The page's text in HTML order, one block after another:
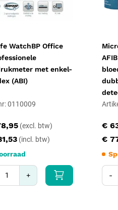
WatchBP Office
met enkel-
(ABI)
0110009
+
€
€
-